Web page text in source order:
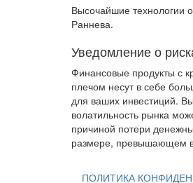
Высочайшие технологии
Раннева.
Уведомление о
Финансовые продукты с
плечом несут в себе
для ваших инвестиций.
волатильность рынка
причиной потери
размере, превышающем
ПОЛИТИКА